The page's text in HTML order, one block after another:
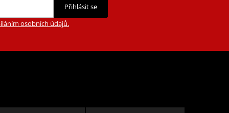
Přihlásit se
osobních údajů.